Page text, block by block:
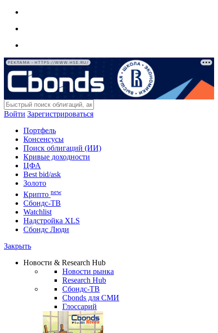
РЕКЛАМА • HTTPS://WWW.HSE.RU/
Войти Зарегистрироваться
Портфель
Консенсусы
Поиск облигаций (ИИ)
Кривые доходности
ЦФА
Best bid/ask
Золото
Крипто new
Сбондс-ТВ
Watchlist
Надстройка XLS
Сбондс Люди
Закрыть
Новости & Research Hub
Новости рынка
Research Hub
Сбондс-ТВ
Cbonds для СМИ
Глоссарий